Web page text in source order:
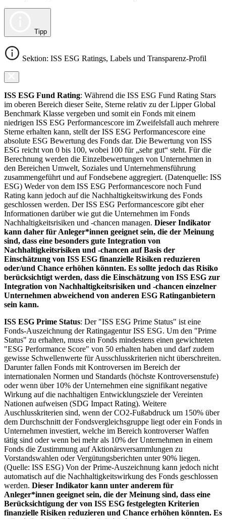
Tipp
Sektion: ISS ESG Ratings, Labels und Transparenz-Profil
ISS ESG Fund Rating: Während die ISS ESG Fund Rating Stars
im oberen Bereich dieser Seite, Sterne relativ zu der Lipper Global
Benchmark Klasse vergeben und somit ein Fonds mit einem
niedrigen ISS ESG Performancescore im Zweifelsfall auch mehrere
Sterne erhalten kann, stellt der ISS ESG Performancescore eine
absolute ESG Bewertung des Fonds dar. Die Bewertung von ISS
ESG reicht von 0 bis 100, wobei 100 für „sehr gut“ steht. Für die
Berechnung werden die Einzelbewertungen von Unternehmen in
den Bereichen Umwelt, Soziales und Unternehmensführung
zusammengeführt und auf Fondsebene aggregiert. (Datenquelle: ISS
ESG) Weder von dem ISS ESG Performancescore noch Fund
Rating kann jedoch auf die Nachhaltigkeitswirkung des Fonds
geschlossen werden. Der ISS ESG Performancescore gibt eher
Informationen darüber wie gut die Unternehmen im Fonds
Nachhaltigkeitsrisiken und -chancen managen. Dieser Indikator
kann daher für Anleger*innen geeignet sein, die der Meinung
sind, dass eine besonders gute Integration von
Nachhaltigkeitsrisiken und -chancen auf Basis der
Einschätzung von ISS ESG finanzielle Risiken reduzieren
oder/und Chance erhöhen könnten. Es sollte jedoch das Risiko
berücksichtigt werden, dass die Einschätzung von ISS ESG zur
Integration von Nachhaltigkeitsrisiken und -chancen einzelner
Unternehmen abweichend von anderen ESG Ratinganbietern
sein kann.
ISS ESG Prime Status: Der "ISS ESG Prime Status" ist eine
Fonds-Auszeichnung der Ratingagentur ISS ESG. Um den "Prime
Status" zu erhalten, muss ein Fonds mindestens einen gewichteten
"ESG Performance Score" von 50 erhalten haben und darf zudem
gewisse Schwellenwerte für Ausschlusskriterien nicht überschreiten.
Darunter fallen Fonds mit Kontroversen im Bereich der
internationalen Normen und Standards (höchste Kontroversenstufe)
oder wenn über 10% der Unternehmen eine signifikant negative
Wirkung auf die nachhaltigen Entwicklungsziele der Vereinten
Nationen aufweisen (SDG Impact Rating). Weitere
Auschlusskriterien sind, wenn der CO2-Fußabdruck um 150% über
dem Durchschnitt der Fondsvergleichsgruppe liegt oder ein Fonds in
Unternehmen investiert, welche im Bereich kontroverser Waffen
tätig sind oder wenn bei mehr als 10% der Unternehmen in einem
Fonds die Zustimmung auf Aktionärsversammlungen zu
Vorstandswahlen oder Vergütungsberichten unter 90% liegen.
(Quelle: ISS ESG) Von der Prime-Auszeichnung kann jedoch nicht
automatisch auf die Nachhaltigkeitswirkung des Fonds geschlossen
werden. Dieser Indikator kann unter anderem für
Anleger*innen geeignet sein, die der Meinung sind, dass eine
Berücksichtigung der von ISS ESG festgelegten Kriterien
finanzielle Risiken reduzieren und Chance erhöhen könnten. Es